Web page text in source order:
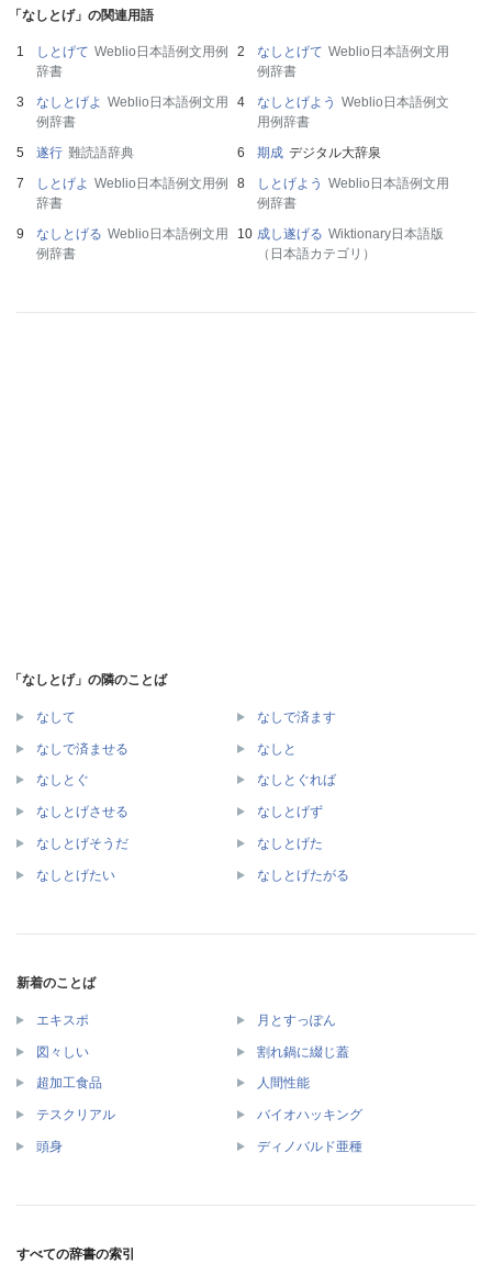
「なしとげ」の関連用語
しとげて Weblio日本語例文用例
辞書
なしとげて Weblio日本語例文用
例辞書
なしとげよ Weblio日本語例文用
例辞書
なしとげよう Weblio日本語例文
用例辞書
遂行 難読語辞典 期成 デジタル大辞泉
しとげよ Weblio日本語例文用例
辞書
しとげよう Weblio日本語例文用
例辞書
なしとげる Weblio日本語例文用
例辞書
成し遂げる Wiktionary日本語版
（日本語カテゴリ）
「なしとげ」の隣のことば
なして なしで済ます
なしで済ませる なしと
なしとぐ なしとぐれば
なしとげさせる なしとげず
なしとげそうだ なしとげた
なしとげたい なしとげたがる
新着のことば
エキスポ 月とすっぽん
図々しい 割れ鍋に綴じ蓋
超加工食品 人間性能
テスクリアル バイオハッキング
頭身 ディノバルド亜種
すべての辞書の索引